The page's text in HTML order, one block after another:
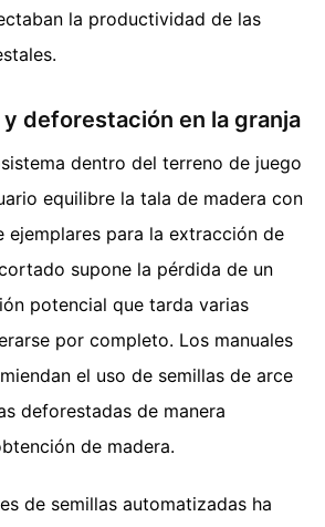
la productividad de las
deforestación en la granja
dentro del terreno de juego
equilibre la tala de madera con
ejemplares para la extracción de
supone la pérdida de un
potencial que tarda varias
por completo. Los manuales
el uso de semillas de arce
deforestadas de manera
de madera.
de semillas automatizadas ha